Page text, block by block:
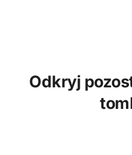
Odkryj